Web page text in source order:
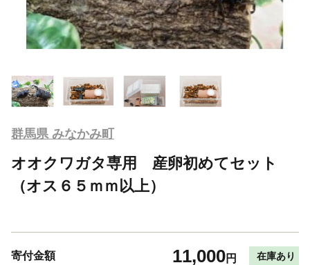
群馬県 みなかみ町
オオクワガタ専用 産卵初めてセット
（オス６５ｍｍ以上）
寄付金額 11,000円 在庫あり